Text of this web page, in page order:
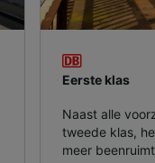
Eerste klas
Naast alle
tweede klas,
meer